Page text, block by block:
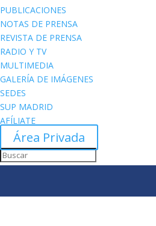
PUBLICACIONES
NOTAS DE PRENSA
REVISTA DE PRENSA
RADIO Y TV
MULTIMEDIA
GALERÍA DE IMÁGENES
SEDES
SUP MADRID
AFÍLIATE
Área Privada